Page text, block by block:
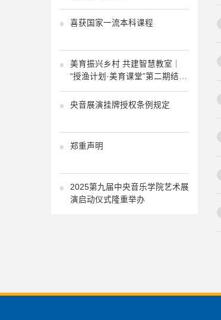
喜获国家一流本科课程
美育振兴乡村 共建智慧教室｜
“授渔计划·美育课堂”第二期结业
式、“乡村音乐智慧教室”启动仪
式、“沃野之声”少年合唱音乐会
央音展演挂牌授权条例规定
郑重声明
2025第九届中央音乐学院艺术展
演启动仪式隆重举办